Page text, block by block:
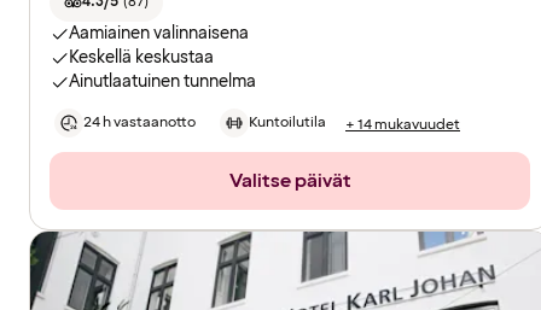
Aamiainen valinnaisena
Keskellä keskustaa
Ainutlaatuinen tunnelma
24 h vastaanotto Kuntoilutila + 14 mukavuudet
Valitse päivät